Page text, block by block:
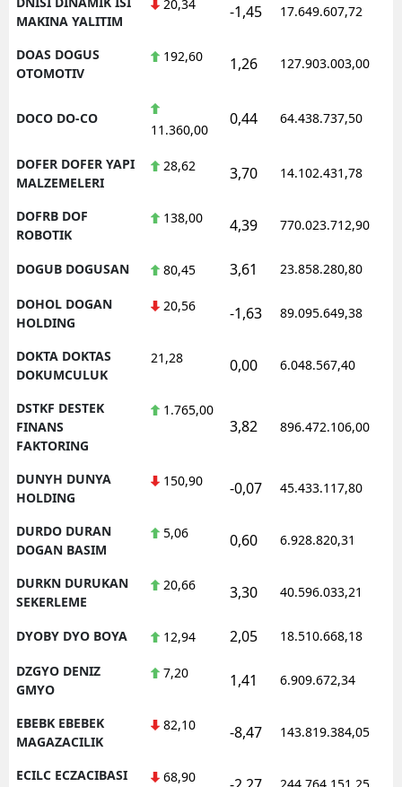
MAKINA YALITIM
20,34 -1,45 17.649.607,72
DOAS DOGUS
OTOMOTIV
192,60 1,26 127.903.003,00
DOCO DO-CO
11.360,00
0,44 64.438.737,50
DOFER DOFER YAPI
MALZEMELERI
28,62 3,70 14.102.431,78
DOFRB DOF
ROBOTIK
138,00 4,39 770.023.712,90
DOGUB DOGUSAN 80,45 3,61 23.858.280,80
DOHOL DOGAN
HOLDING
20,56 -1,63 89.095.649,38
DOKTA DOKTAS
DOKUMCULUK
21,28 0,00 6.048.567,40
DSTKF DESTEK
FINANS
FAKTORING
1.765,00
3,82 896.472.106,00
DUNYH DUNYA
HOLDING
150,90 -0,07 45.433.117,80
DURDO DURAN
DOGAN BASIM
5,06 0,60 6.928.820,31
DURKN DURUKAN
SEKERLEME
20,66 3,30 40.596.033,21
DYOBY DYO BOYA 12,94 2,05 18.510.668,18
DZGYO DENIZ
GMYO
7,20 1,41 6.909.672,34
EBEBK EBEBEK
MAGAZACILIK
82,10 -8,47 143.819.384,05
ECILC ECZACIBASI
68,90 244.764.151,25